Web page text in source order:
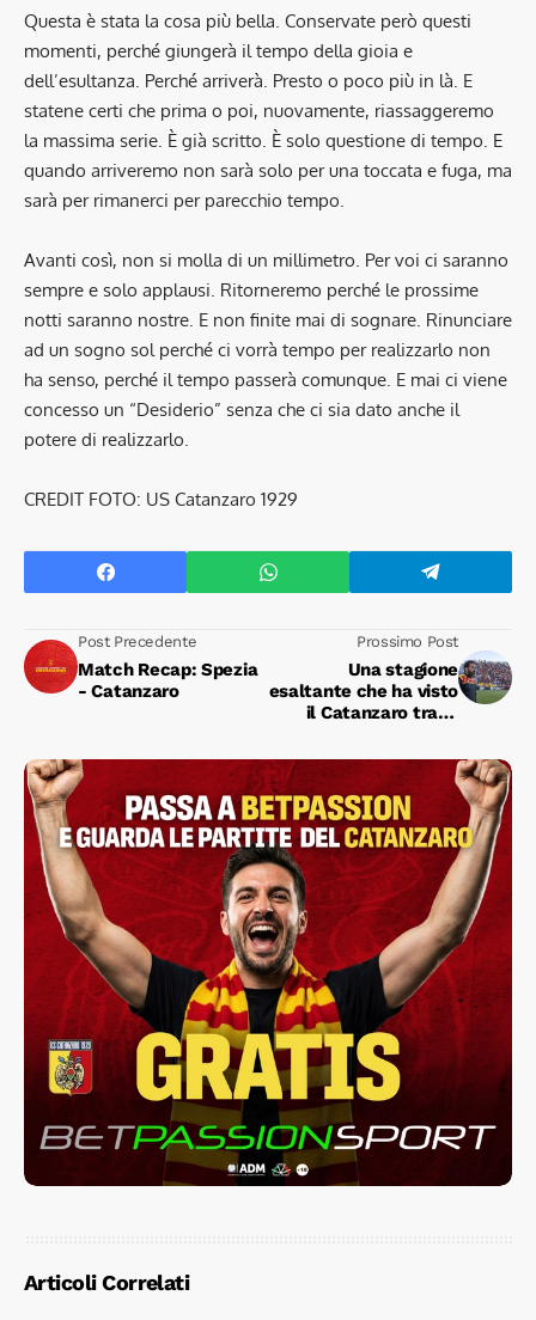
Questa è stata la cosa più bella. Conservate però questi
momenti, perché giungerà il tempo della gioia e
dell’esultanza. Perché arriverà. Presto o poco più in là. E
statene certi che prima o poi, nuovamente, riassaggeremo
la massima serie. È già scritto. È solo questione di tempo. E
quando arriveremo non sarà solo per una toccata e fuga, ma
sarà per rimanerci per parecchio tempo.
Avanti così, non si molla di un millimetro. Per voi ci saranno
sempre e solo applausi. Ritorneremo perché le prossime
notti saranno nostre. E non finite mai di sognare. Rinunciare
ad un sogno sol perché ci vorrà tempo per realizzarlo non
ha senso, perché il tempo passerà comunque. E mai ci viene
concesso un “Desiderio” senza che ci sia dato anche il
potere di realizzarlo.
CREDIT FOTO: US Catanzaro 1929
Post Precedente
Match Recap: Spezia
- Catanzaro
Prossimo Post
Una stagione
esaltante che ha visto
il Catanzaro tra le
Articoli Correlati